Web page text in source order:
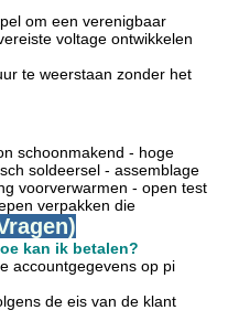
om een verenigbaar
voltage ontwikkelen
te weerstaan zonder het
schoonmakend - hoge
soldeersel - assemblage
voorverwarmen - open test
verpakken die
kan ik betalen?
accountgegevens op pi
de eis van de klant